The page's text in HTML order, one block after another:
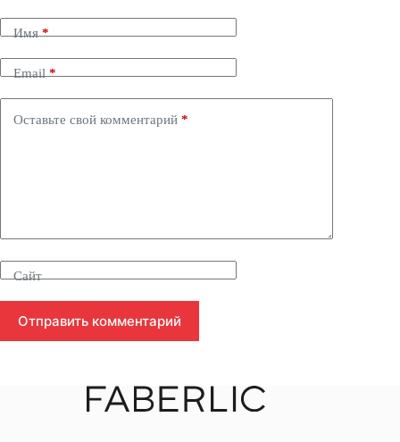
Имя*
Email*
Оставьте свой комментарий *
Сайт
Отправить комментарий